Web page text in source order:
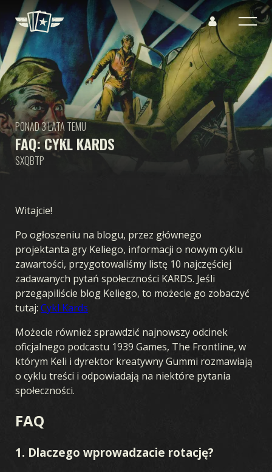
FAQ: CYKL KARDS
PONAD 3 LATA TEMU
SXQBTP
Witajcie!
Po ogłoszeniu na blogu, przez głównego
projektanta gry Keliego, informacji o nowym cyklu
zawartości, przygotowaliśmy listę 10 najczęściej
zadawanych pytań społeczności KARDS. Jeśli
przegapiliście blog Keliego, to możecie go zobaczyć
tutaj: Cykl Kards
Możecie również sprawdzić najnowszy odcinek
oficjalnego podcastu 1939 Games, The Frontline, w
którym Keli i dyrektor kreatywny Gummi rozmawiają
o cyklu treści i odpowiadają na niektóre pytania
społeczności.
FAQ
1. Dlaczego wprowadzacie rotację?